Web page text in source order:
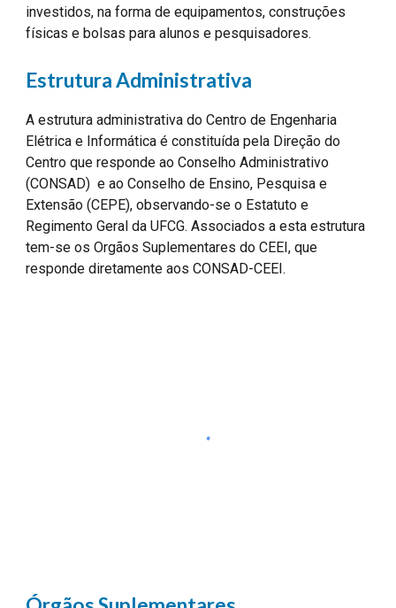
investidos, na forma de equipamentos, construções
físicas e bolsas para alunos e pesquisadores.
Estrutura Administrativa
A estrutura administrativa do Centro de Engenharia
Elétrica e Informática é constituída pela Direção do
Centro que responde ao Conselho Administrativo
(CONSAD) e ao Conselho de Ensino, Pesquisa e
Extensão (CEPE), observando-se o Estatuto e
Regimento Geral da UFCG. Associados a esta estrutura
tem-se os Orgãos Suplementares do CEEI, que
responde diretamente aos CONSAD-CEEI.